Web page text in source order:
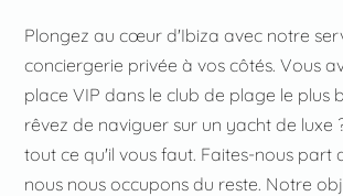
Plongez au cœur d'Ibiza avec notre
conciergerie privée à vos côtés. Vous
place VIP dans le club de plage le plus
rêvez de naviguer sur un yacht de luxe
tout ce qu'il vous faut. Faites-nous part
nous nous occupons du reste. Notre